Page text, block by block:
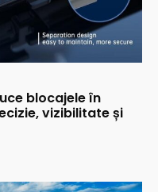
blocajele în
vizibilitate și